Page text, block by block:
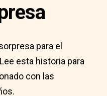
para el
esta historia para
con las